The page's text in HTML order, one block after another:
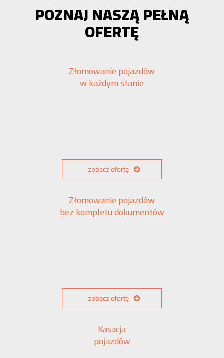
POZNAJ NASZĄ PEŁNĄ
OFERTĘ
Złomowanie pojazdów
w każdym stanie
zobacz ofertę
Złomowanie pojazdów
bez kompletu dokumentów
zobacz ofertę
Kasacja
pojazdów